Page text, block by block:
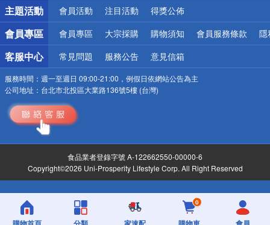
主題活動 會員活動 注目活動 得獎公佈
會員專區 會員專區 大宗採購 購物須知 會員服務條款 隱
客服中心 常見問題 服務公告 意見信箱
服務時間： 週一至週日 09:00-21:00，例假日依網站公告為主
公司地址： 台北市北投區大業路136號5樓 (台灣)
食品業者登錄字號 A-122662550-00000-6
Copyright©2026 Uni-Prosperity Lifestyle Corp. All Right Reserved
0